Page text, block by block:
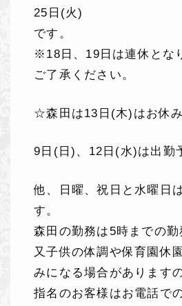
25日(火)
です。
※18日、19日は連休とな
ご了承ください。
☆森田は13日(木)はお休み
9日(日)、12日(水)は出勤
他、日曜、祝日と水曜日
す。
森田の勤務は5時までの勤
又子供の体調や保育園休
みになる場合があります
指名のお客様はお電話で